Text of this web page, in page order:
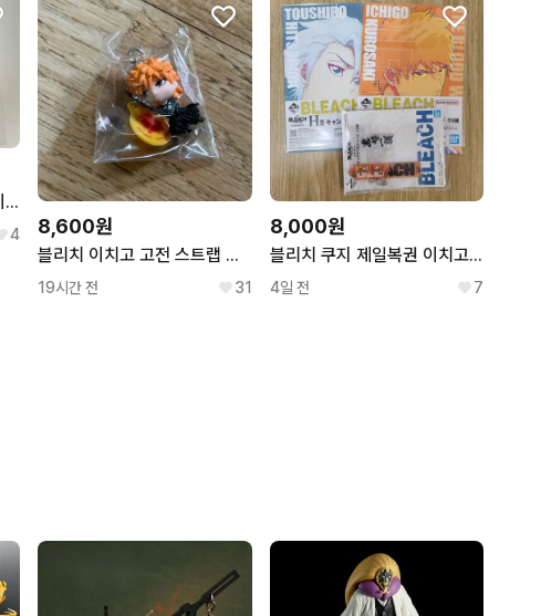
블리치 하이스쿨 디오라마 이치고
4 8,600원
블리치 이치고 고전 스트랩 키링
19시간 전 31
8,000원
블리치 쿠지 제일복권 이치고 토시로 캔버스보드, 키링 일괄
4일 전 7